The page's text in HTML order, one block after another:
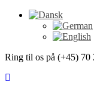
Ring til os på (+45) 70